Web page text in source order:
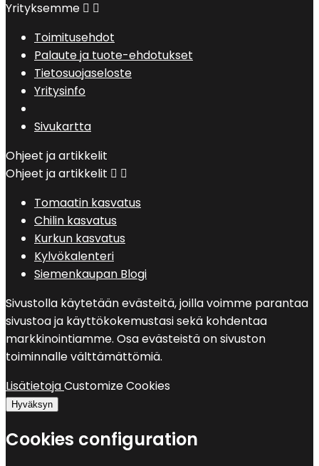
Yrityksemme  
Toimitusehdot
Palaute ja tuote-ehdotukset
Tietosuojaseloste
Yritysinfo
Sivukartta
Ohjeet ja artikkelit
Ohjeet ja artikkelit  
Tomaatin kasvatus
Chilin kasvatus
Kurkun kasvatus
Kylvökalenteri
Siemenkaupan Blogi
Sivustolla käytetään evästeitä, joilla voimme parantaa
sivustoa ja käyttökokemustasi sekä kohdentaa
markkinointiamme. Osa evästeistä on sivuston
toiminnalle välttämättömiä.
LisätietojaCustomize Cookies
Hyväksyn
Cookies configuration